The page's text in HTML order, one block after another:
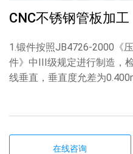
CNC不锈钢管板加工
1.锻件按照JB4726-2000《
件》中III级规定进行制造，
线垂直，垂直度允差为
在线咨询